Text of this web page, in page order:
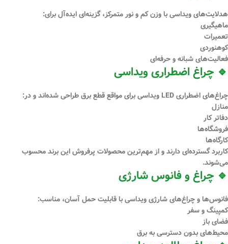
هدلایت‌های ویداسی با وزن کم و نور متمرکز، گزینه‌ای ایده‌آل برای:
ماهیگیری
تعمیرات
کوهنوردی
فعالیت‌های شبانه و حرفه‌ای
🔹 چراغ اضطراری ویداسی
چراغ‌های اضطراری LED ویداسی برای مواقع قطع برق طراحی شده‌اند و در:
منازل
دفاتر کار
فروشگاه‌ها
کارگاه‌ها
کاربرد گسترده‌ای دارند و از مهم‌ترین محصولات پرفروش این برند محسوب
می‌شوند.
🔹 چراغ و فانوس شارژی
فانوس‌ها و چراغ‌های شارژی ویداسی با قابلیت حمل آسان، مناسب:
کمپینگ و سفر
فضای باز
محیط‌های بدون دسترسی به برق